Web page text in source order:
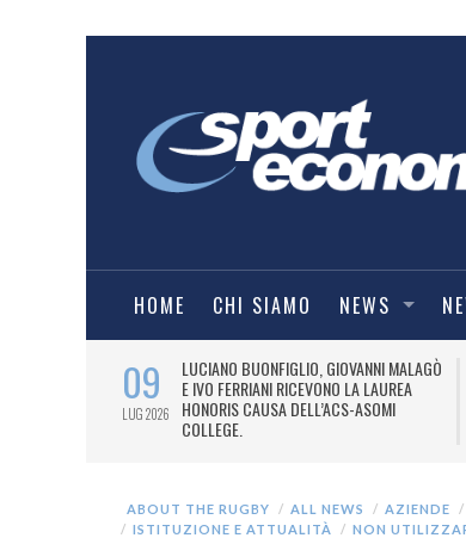
HOME CHI SIAMO NEWS
09
LUG 2026
LUCIANO BUONFIGLIO, GIOVANNI MALAGÒ
E IVO FERRIANI RICEVONO LA LAUREA
HONORIS CAUSA DELL’ACS-ASOMI
COLLEGE.
ABOUT THE RUGBY ALL NEWS AZIENDE
ISTITUZIONE E ATTUALITÀ
NON